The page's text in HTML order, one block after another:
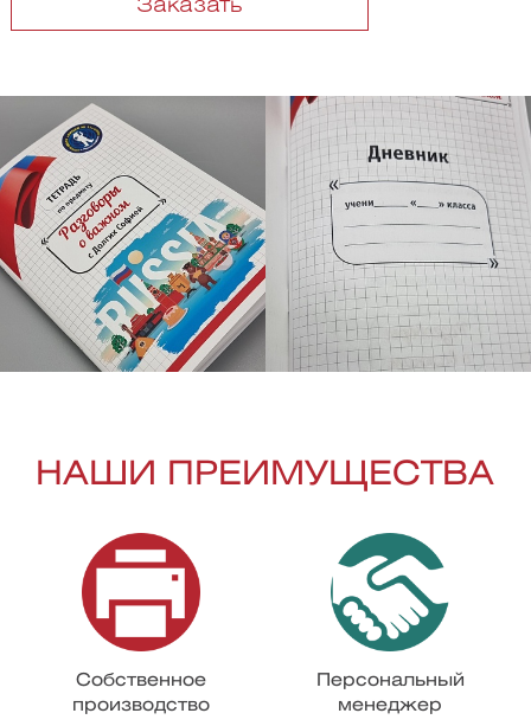
Заказать
НАШИ ПРЕИМУЩЕСТВА
Собственное
производство
Персональный
менеджер